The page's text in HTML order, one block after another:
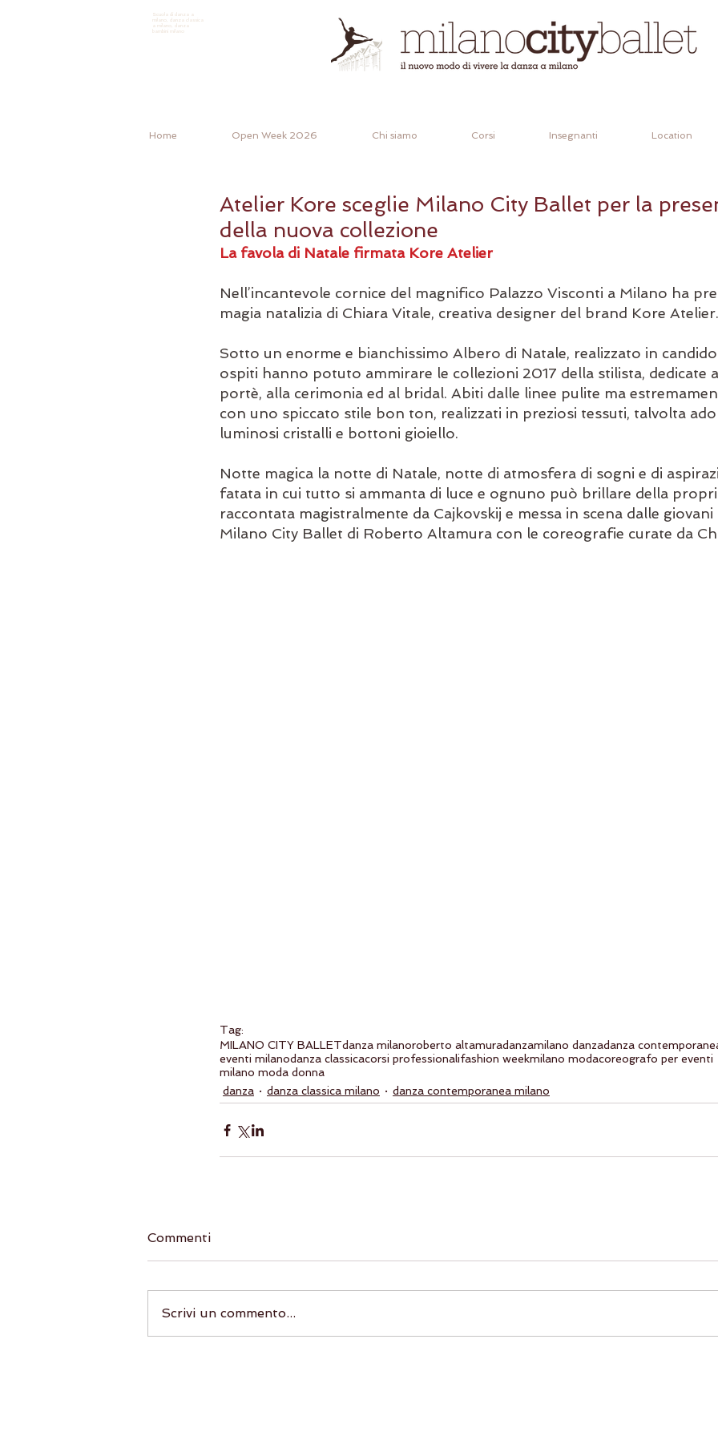
Scuola di danza a
milano, danza classica
a milano, danza
bambini milano
Home Open Week 2026 Chi siamo Corsi Insegnanti Location
Atelier Kore sceglie Milano City Ballet per la
della nuova collezione
La favola di Natale firmata Kore Atelier
Nell’incantevole cornice del magnifico Palazzo Visconti a Milano ha
magia natalizia di Chiara Vitale, creativa designer del brand Kore Atelier.
Sotto un enorme e bianchissimo Albero di Natale, realizzato in
ospiti hanno potuto ammirare le collezioni 2017 della stilista, dedicate
portè, alla cerimonia ed al bridal. Abiti dalle linee pulite ma
con uno spiccato stile bon ton, realizzati in preziosi tessuti, talvolta
luminosi cristalli e bottoni gioiello.
Notte magica la notte di Natale, notte di atmosfera di sogni e di
fatata in cui tutto si ammanta di luce e ognuno può brillare della
raccontata magistralmente da Cajkovskij e messa in scena dalle
Milano City Ballet di Roberto Altamura con le coreografie curate da
Tag:
MILANO CITY BALLETdanza milanoroberto altamuradanzamilano danzadanza
eventi milanodanza classicacorsi professionalifashion weekmilano modacoreografo per eventi
milano moda donna
danza
danza classica milano danza contemporanea milano
Commenti
Scrivi un commento...